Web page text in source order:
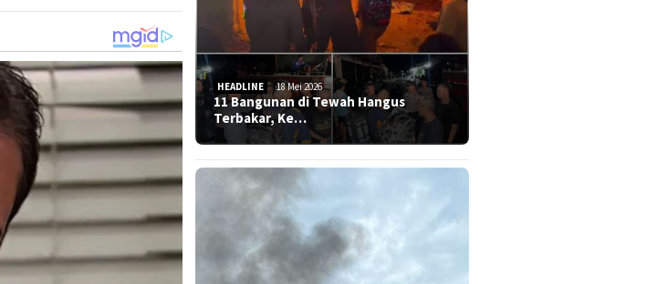
HEADLINE 18 Mei 2026
11 Bangunan di Tewah Hangus
Terbakar, Ke…